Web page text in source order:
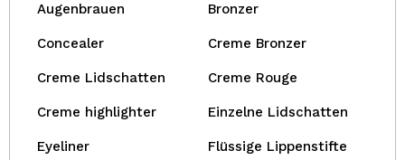
Augenbrauen Bronzer
Concealer Creme Bronzer
Creme Lidschatten Creme Rouge
Creme highlighter Einzelne Lidschatten
Eyeliner Flüssige Lippenstifte